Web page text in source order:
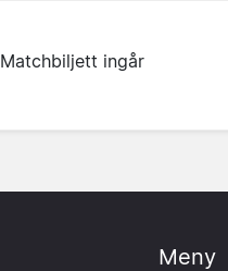
Matchbiljett ingår
Meny